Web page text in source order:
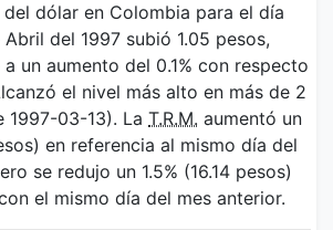
dólar en Colombia para el día
del 1997 subió 1.05 pesos,
un aumento del 0.1% con respecto
el nivel más alto en más de 2
1997-03-13). La T.R.M. aumentó un
en referencia al mismo día del
se redujo un 1.5% (16.14 pesos)
el mismo día del mes anterior.